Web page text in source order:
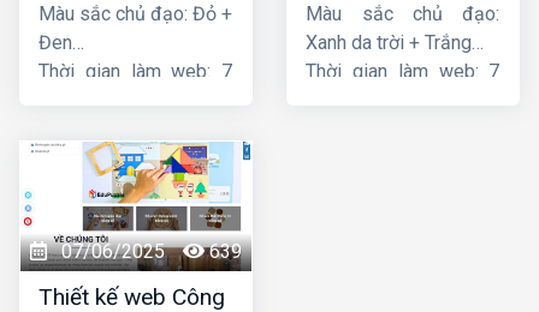
Màu sắc chủ đạo: Đỏ +
Đen
Thời gian làm web: 7
Màu sắc chủ đạo:
Xanh da trời + Trắng
Thời gian làm web: 7
07/06/2025 639
Thiết kế web Công